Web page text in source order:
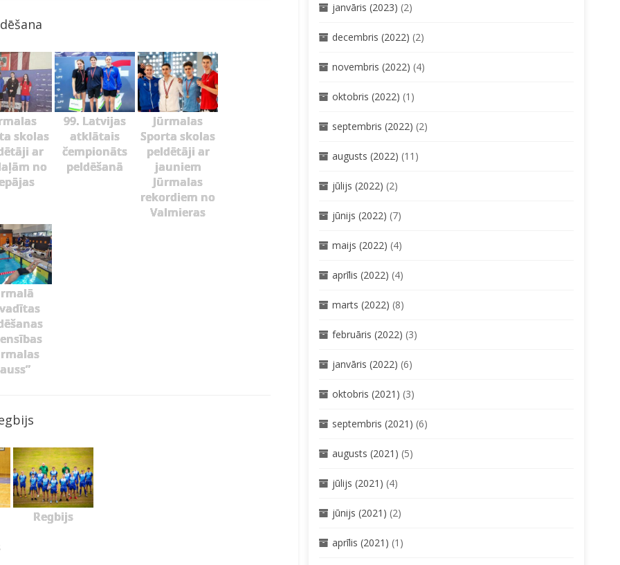
skolas
ar
no
99. Latvijas
atklātais
čempionāts
peldēšanā
Jūrmalas
Sporta skolas
peldētāji ar
jauniem
Jūrmalas
rekordiem no
Valmieras
Regbijs
janvāris (2023) (2)
decembris (2022) (2)
novembris (2022) (4)
oktobris (2022) (1)
septembris (2022) (2)
augusts (2022) (11)
jūlijs (2022) (2)
jūnijs (2022) (7)
maijs (2022) (4)
aprīlis (2022) (4)
marts (2022) (8)
februāris (2022) (3)
janvāris (2022) (6)
oktobris (2021) (3)
septembris (2021) (6)
augusts (2021) (5)
jūlijs (2021) (4)
jūnijs (2021) (2)
aprīlis (2021) (1)